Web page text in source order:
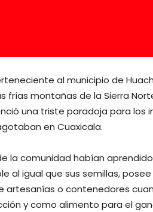
al municipio de
frías montañas de la Sierra
una triste paradoja para
en Cuaxicala.
la comunidad habían
al igual que sus semillas,
artesanías o contenedores
y como alimento para el